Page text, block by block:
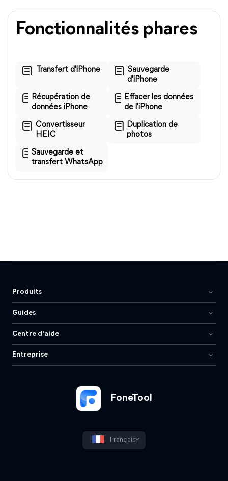
Fonctionnalités phares
Transfert d'iPhone
Sauvegarde
d'iPhone
Récupération de
données iPhone
Effacer les données
de l'iPhone
Convertisseur
HEIC
Duplication de
photos
Sauvegarde et
transfert WhatsApp
FoneTool
Français
Produits
Guides
Centre d'aide
Entreprise